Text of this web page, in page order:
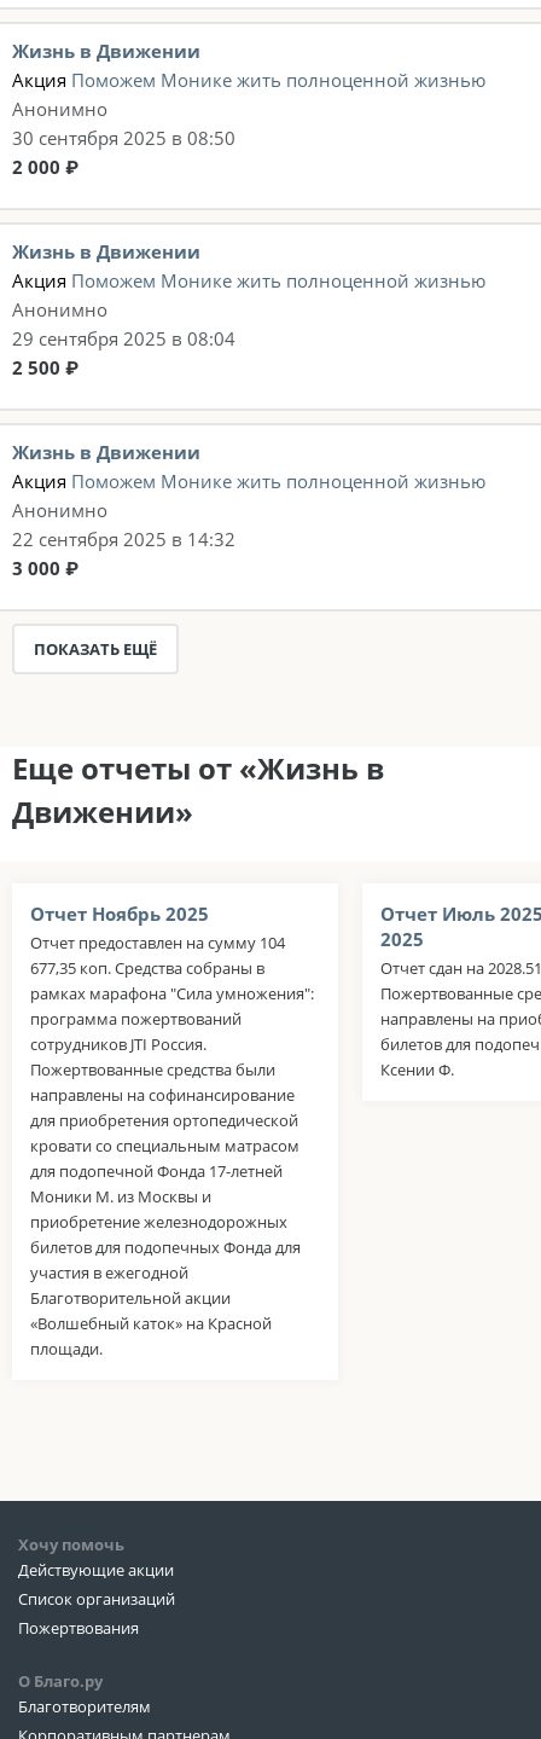
Жизнь в Движении
Акция Поможем Монике жить полноценной жизнью
Анонимно
30 сентября 2025 в 08:50
2 000 ₽
Жизнь в Движении
Акция Поможем Монике жить полноценной жизнью
Анонимно
29 сентября 2025 в 08:04
2 500 ₽
Жизнь в Движении
Акция Поможем Монике жить полноценной жизнью
Анонимно
22 сентября 2025 в 14:32
3 000 ₽
ПОКАЗАТЬ ЕЩЁ
Еще отчеты от «Жизнь в
Движении»
Отчет Ноябрь 2025
Отчет предоставлен на сумму 104
677,35 коп. Средства собраны в
рамках марафона "Сила умножения":
программа пожертвований
сотрудников JTI Россия.
Пожертвованные средства были
направлены на софинансирование
для приобретения ортопедической
кровати со специальным матрасом
для подопечной Фонда 17-летней
Моники М. из Москвы и
приобретение железнодорожных
билетов для подопечных Фонда для
участия в ежегодной
Благотворительной акции
«Волшебный каток» на Красной
площади.
Отчет Июль
2025
Отчет сдан на
Пожертвованные
направлены на
билетов для
Ксении Ф.
Хочу помочь
Действующие акции
Список организаций
Пожертвования
О Благо.ру
Благотворителям